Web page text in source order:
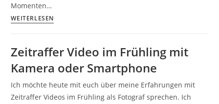
Videos
mit
Handy
Momenten…
WEITERLESEN
Zeitraffer
YouTube
inkl.
Zeitraffer Video im Frühling mit
Kamera oder Smartphone
Ich möchte heute mit euch über meine Erfahrungen mit
Zeitraffer Videos im Frühling als Fotograf sprechen. Ich